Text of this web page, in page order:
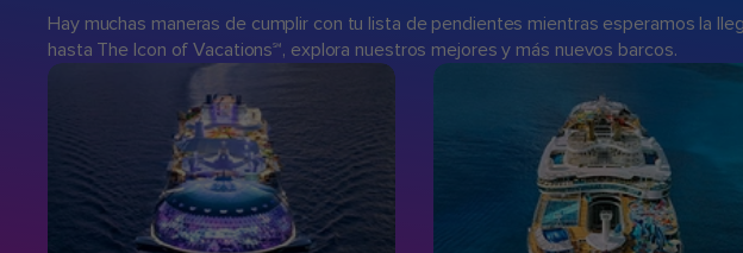
Hay muchas maneras de cumplir con tu lista de pendientes mientras esperamos la
hasta The Icon of Vacations℠, explora nuestros mejores y más nuevos barcos.